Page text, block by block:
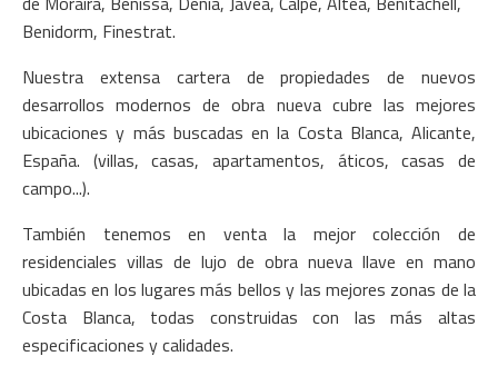
Benidorm, Finestrat.
Nuestra extensa cartera de propiedades de nuevos
desarrollos modernos de obra nueva cubre las mejores
ubicaciones y más buscadas en la Costa Blanca, Alicante,
España. (villas, casas, apartamentos, áticos, casas de
campo...).
También tenemos en venta la mejor colección de
residenciales villas de lujo de obra nueva llave en mano
ubicadas en los lugares más bellos y las mejores zonas de la
Costa Blanca, todas construidas con las más altas
especificaciones y calidades.